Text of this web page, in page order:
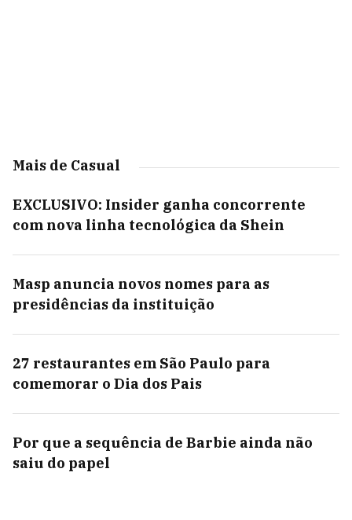
Mais de Casual
EXCLUSIVO: Insider ganha concorrente
com nova linha tecnológica da Shein
Masp anuncia novos nomes para as
presidências da instituição
27 restaurantes em São Paulo para
comemorar o Dia dos Pais
Por que a sequência de Barbie ainda não
saiu do papel